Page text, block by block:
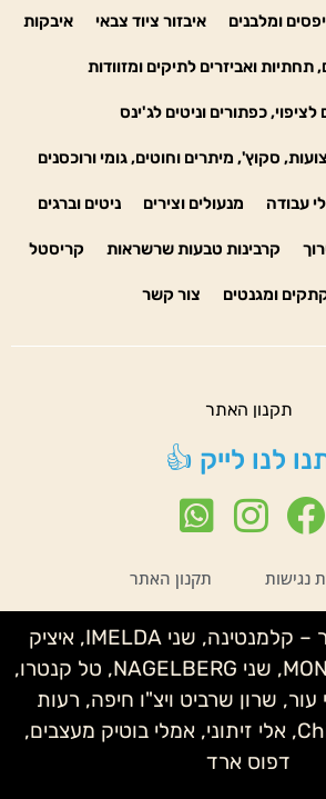
ומלבנים איבזור ציוד צבאי איבקות
תחתיות ואביזרים לתיקים ומזוודות
לציפוי, כפתורים וניטים לג'ינס
סקוץ', מיתרים וחוטים, גומי ורוכסנים
עבודה מנעולים וצירים ניטים וברגים
קרבינות טבעות שרשראות קריסטל
ומגנטים צור קשר
תקנון האתר
לנו לייק 👍
נגישות תקנון האתר
נטע לידור – קלמנטינה, שני IMELDA, איציק
מדיוק בעץ, לאה MONE, שני NAGELBERG, טל קנטרו,
עור, שרון שרביט ויצ"ו חיפה, רעות
פרסטר, גיל מ Chilla, אלי זיתוני, אמלי בוטיק מעצבים,
דפוס ארד